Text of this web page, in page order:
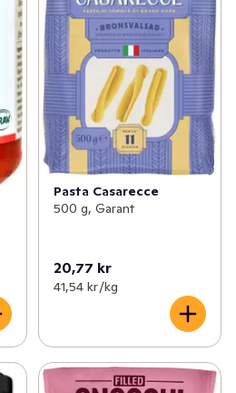
Pasta Casarecce
500 g, Garant
20,77 kr
41,54 kr /kg